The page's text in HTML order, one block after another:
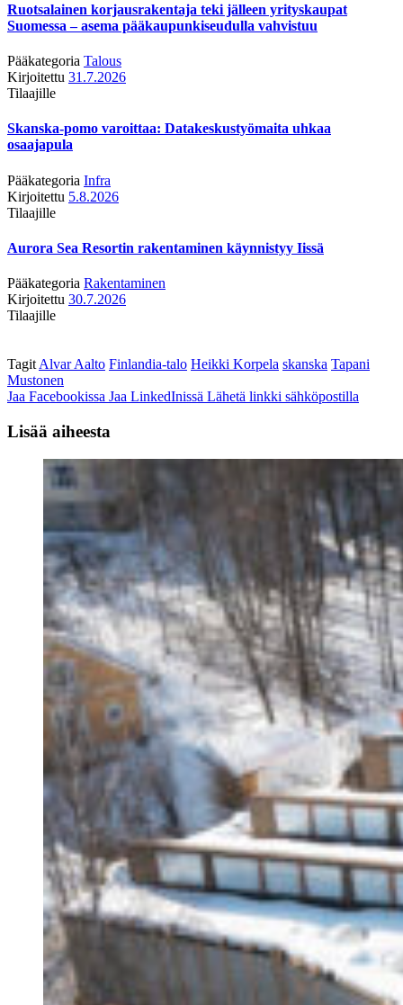
Ruotsalainen korjausrakentaja teki jälleen yrityskaupat
Suomessa – asema pääkaupunkiseudulla vahvistuu
Pääkategoria Talous
Kirjoitettu 31.7.2026
Tilaajille
Skanska-pomo varoittaa: Datakeskustyömaita uhkaa
osaajapula
Pääkategoria Infra
Kirjoitettu 5.8.2026
Tilaajille
Aurora Sea Resortin rakentaminen käynnistyy Iissä
Pääkategoria Rakentaminen
Kirjoitettu 30.7.2026
Tilaajille
Tagit Alvar Aalto Finlandia-talo Heikki Korpela skanska Tapani
Mustonen
Jaa Facebookissa Jaa LinkedInissä Lähetä linkki sähköpostilla
Lisää aiheesta